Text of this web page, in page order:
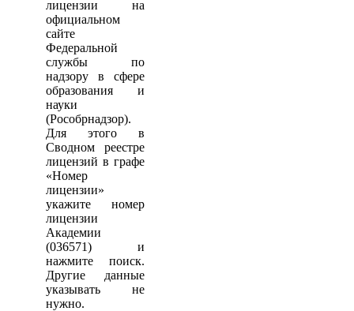
лицензии на
официальном
сайте
Федеральной
службы по
надзору в сфере
образования и
науки
(Рособрнадзор).
Для этого в
Сводном реестре
лицензий в графе
«Номер
лицензии»
укажите номер
лицензии
Академии
(036571) и
нажмите поиск.
Другие данные
указывать не
нужно.